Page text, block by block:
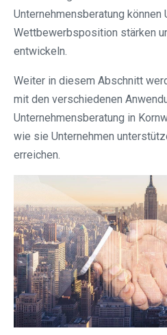
Unternehmensberatung können
Wettbewerbsposition stärken
entwickeln.
Weiter in diesem Abschnitt
mit den verschiedenen
Unternehmensberatung in
wie sie Unternehmen
erreichen.